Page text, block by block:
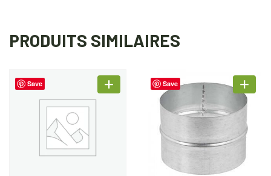
PRODUITS SIMILAIRES
Save Save